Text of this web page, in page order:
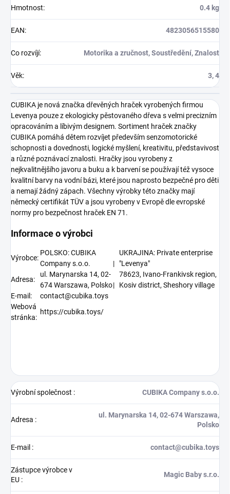
Hmotnost: 0.4 kg
EAN: 4823056515580
Co rozvíjí: Motorika a zručnost, Soustředění, Znalost
Věk: 3, 4
CUBIKA je nová značka dřevěných hraček vyrobených firmou
Levenya pouze z ekologicky pěstovaného dřeva s velmi precizním
opracováním a líbivým designem. Sortiment hraček značky
CUBIKA pomáhá dětem rozvíjet především senzomotorické
schopnosti a dovednosti, logické myšlení, kreativitu, představivost
a různé poznávací znalosti. Hračky jsou vyrobeny z
nejkvalitnějšího javoru a buku a k barvení se používají též vysoce
kvalitní barvy na vodní bázi, které jsou naprosto bezpečné pro děti
a nemají žádný zápach. Všechny výrobky této značky mají
německý certifikát TÜV a jsou vyrobeny v Evropě dle evropské
normy pro bezpečnost hraček EN 71.
Informace o výrobci
Výrobce:
POLSKO: CUBIKA
Company s.o.o.
|
UKRAJINA: Private enterprise
"Levenya"
Adresa:
ul. Marynarska 14, 02-
674 Warszawa, Polsko|
78623, Ivano-Frankivsk region,
Kosiv district, Sheshory village
E-mail:
contact@cubika.toys
Webová
stránka:
https://cubika.toys/
Výrobní společnost : CUBIKA Company s.o.o.
Adresa :
ul. Marynarska 14, 02-674 Warszawa,
Polsko
E-mail : contact@cubika.toys
Zástupce výrobce v
EU :
Magic Baby s.r.o.